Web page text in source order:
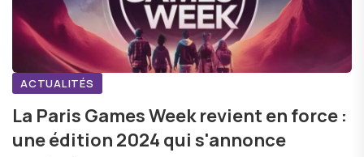
ACTUALITÉS
La Paris Games Week revient en force :
une édition 2024 qui s'annonce